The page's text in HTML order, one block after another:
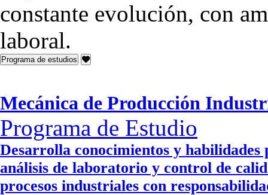
constante evolución, con
laboral.
Programa de estudios
Mecánica de Producción
Programa de Estudio
Desarrolla conocimientos y
análisis de laboratorio y control de
procesos industriales con